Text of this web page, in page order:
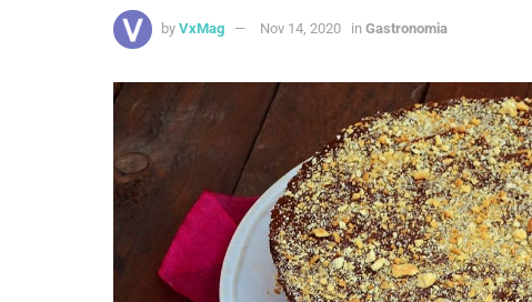
by VxMag Nov 14, 2020 in Gastronomia